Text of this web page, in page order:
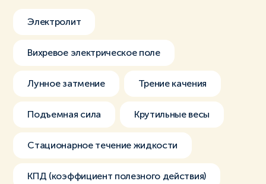
Электролит
Вихревое электрическое поле
Лунное затмение Трение качения
Подъемная сила Крутильные весы
Стационарное течение жидкости
КПД (коэффициент полезного действия)